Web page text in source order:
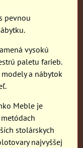
pevnou
vysokú
paletu farieb.
a nábytok
Meble je
stolárskych
najvyššej